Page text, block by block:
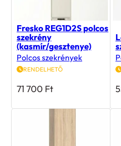
Fresko REG1D2S polcos
szekrény
(kasmír/gesztenye)
Polcos szekrények
RENDELHETŐ
71 700 Ft